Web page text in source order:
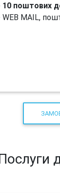
10 поштових
WEB MAIL,